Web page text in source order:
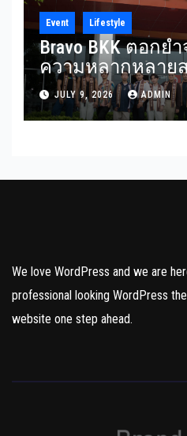
Event Lifestyle
Bravo BKK ตอก
ความหลากหลาย
Mister Gay
ส่งต่อแรงบันดาล
เทียมสู่สังคม
JULY 9, 2026 ADMIN
We love WordPress and we are
professional looking WordPress
website one step ahead.